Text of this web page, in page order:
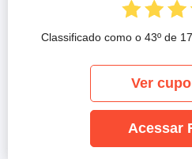
Classificado como o 43º de
Ver
Acessar